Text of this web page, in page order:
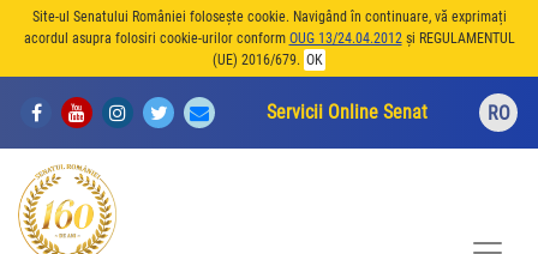
Site-ul Senatului României folosește cookie. Navigând în continuare, vă exprimați
acordul asupra folosiri cookie-urilor conform OUG 13/24.04.2012și REGULAMENTUL
(UE) 2016/679. OK
Servicii Online Senat RO